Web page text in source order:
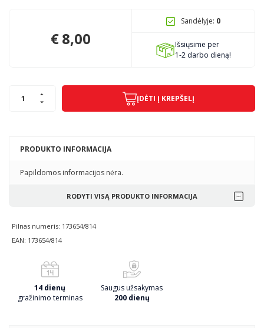
+370 68306302
PRODUKTO INFORMACIJA
Papildomos informacijos nėra.
RODYTI VISĄ PRODUKTO INFORMACIJA
Pilnas numeris: 173654/814
EAN: 173654/814
14 dienų
gražinimo terminas
Saugus užsakymas
200 dienų
€8,00
Sandėlyje: 0
Išsiųsime per
1-2 darbo dieną!
ĮDĖTI Į KREPŠELĮ